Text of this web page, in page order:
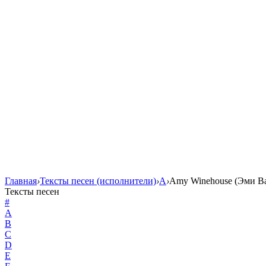
Главная›Тексты песен (исполнители)›A›Amy Winehouse (Эми
Тексты песен
#
A
B
C
D
E